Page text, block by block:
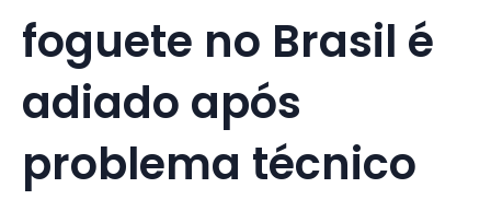
foguete no Brasil é
adiado após
problema técnico